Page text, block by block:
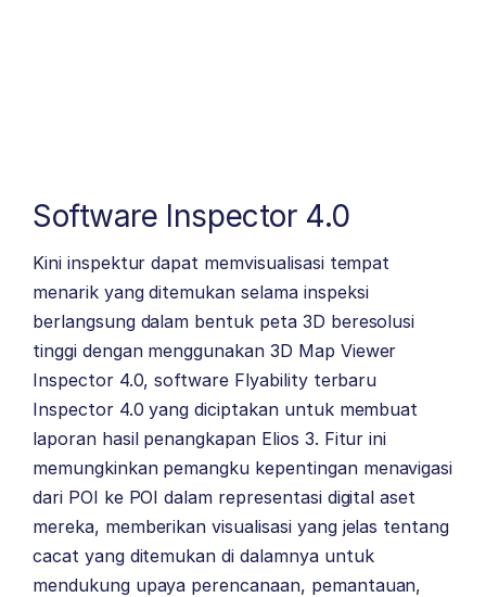
Software Inspector 4.0
Kini inspektur dapat memvisualisasi tempat
menarik yang ditemukan selama inspeksi
berlangsung dalam bentuk peta 3D beresolusi
tinggi dengan menggunakan 3D Map Viewer
Inspector 4.0, software Flyability terbaru
Inspector 4.0 yang diciptakan untuk membuat
laporan hasil penangkapan Elios 3. Fitur ini
memungkinkan pemangku kepentingan menavigasi
dari POI ke POI dalam representasi digital aset
mereka, memberikan visualisasi yang jelas tentang
cacat yang ditemukan di dalamnya untuk
mendukung upaya perencanaan, pemantauan,